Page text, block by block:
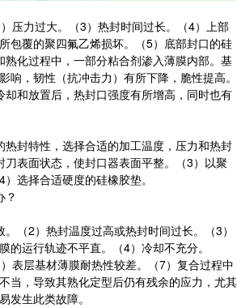
压力过大。（3）热封时间过长。（4）上部
包覆的聚四氟乙烯损坏。（5）底部封口的硅
化过程中，一部分粘合剂渗入薄膜内部。基
响，韧性（抗冲击力）有所下降，脆性提高。
却和放置后，热封口强度有所增高，同时也有
热封特性，选择合适的加工温度，压力和热封
刀表面状态，使封口器表面平整。（3）以聚
选择合适硬度的硅橡胶垫。
？
。（2）热封温度过高或热封时间过长。（3）
的运行轨迹不平直。（4）冷却不充分。
表层基材薄膜耐热性较差。（7）复合过程中
当，导致其熟化定型后仍有残余的应力，尤其
发生此类故障。